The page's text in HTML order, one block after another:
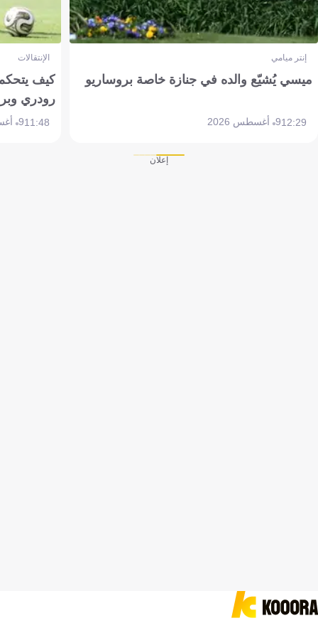
إنتر ميامي
ميسي يُشيّع والده في جنازة خاصة بروساريو
12:299 أغسطس 2026
الإنتقالات
كيف
رودري
11:489 أغسطس 2026
إعلان